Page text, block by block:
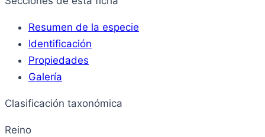
Resumen de la especie
Identificación
Propiedades
Galería
Clasificación taxonómica
Reino